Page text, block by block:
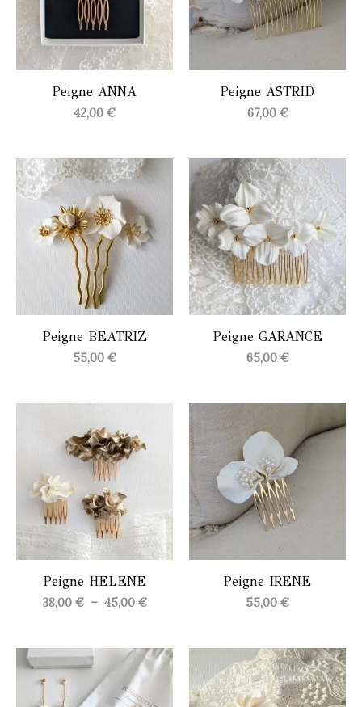
Peigne ANNA
42,00 €
Peigne ASTRID
67,00 €
Peigne BEATRIZ
55,00 €
Peigne GARANCE
65,00 €
Peigne HELENE
38,00 € – 45,00 €Plage
38,00 €
à
45,00 €
Peigne IRENE
55,00 €